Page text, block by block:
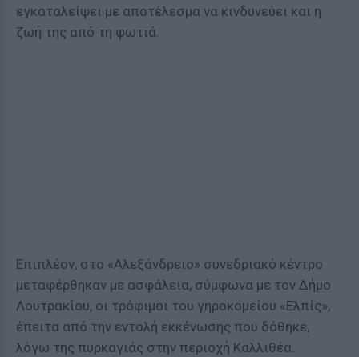
εγκαταλείψει με αποτέλεσμα να κινδυνεύει και η
ζωή της από τη φωτιά.
Επιπλέον, στο «Αλεξάνδρειο» συνεδριακό κέντρο
μεταφέρθηκαν με ασφάλεια, σύμφωνα με τον Δήμο
Λουτρακίου, οι τρόφιμοι του γηροκομείου «Ελπίς»,
έπειτα από την εντολή εκκένωσης που δόθηκε,
λόγω της πυρκαγιάς στην περιοχή Καλλιθέα.